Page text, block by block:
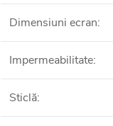
Dimensiuni ecran:
Impermeabilitate:
Sticlă: